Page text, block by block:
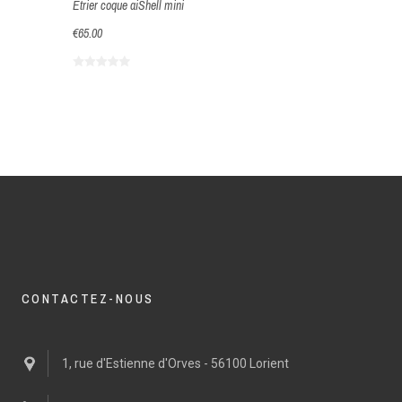
Etrier coque aiShell mini
€65.00
CONTACTEZ-NOUS
1, rue d'Estienne d'Orves - 56100 Lorient